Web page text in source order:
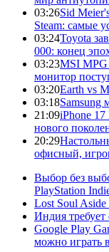
03:26Sid
Steam: самые
03:24Toyota
000: конец
03:23MSI
монитор
03:20Earth vs
03:18Samsung
21:09iPhone
нового
20:29
офисный,
Выбор без
PlayStation
Lost Soul Aside
Индия требует
Google Play
можно играть